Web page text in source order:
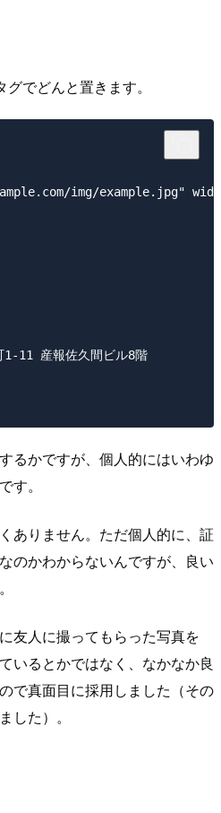
でどんと置きます。
img/example.jpg"
1-11 産報佐久間ビル8階
るかですが、個人的にはいわゆ
す。
ありません。ただ個人的に、証
のかわからないんですが、良い
友人に撮ってもらった写真を
いるとかではなく、なかなか良
で真面目に採用しました（その
した）。